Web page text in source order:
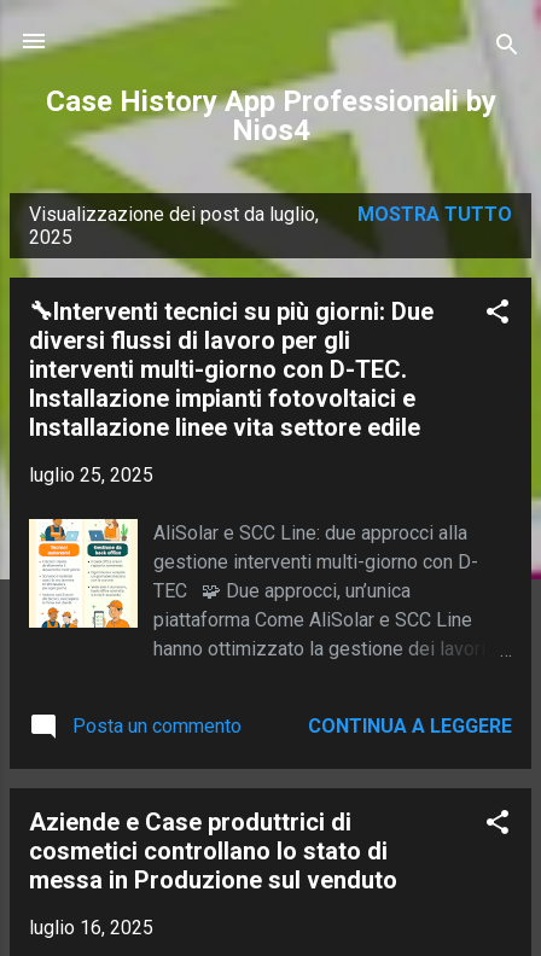
Passa ai contenuti principali
Case History App Professionali by
Nios4
o
Visualizzazione dei post da luglio,
2025
MOSTRA TUTTO
🔧Interventi tecnici su più giorni: Due
diversi flussi di lavoro per gli
interventi multi-giorno con D-TEC.
Installazione impianti fotovoltaici e
Installazione linee vita settore edile
luglio 25, 2025
AliSolar e SCC Line: due approcci alla
gestione interventi multi-giorno con D-
TEC 🧩 Due approcci, un’unica
piattaforma Come AliSolar e SCC Line
hanno ottimizzato la gestione dei lavori
essere una sfida, soprattutto quando si
lavora su cantieri complessi, in ambienti
diversi e con team multipli. Due aziende
con esigenze operative molto differenti
hanno trovato la soluzione più adatta
grazie a D-TEC , scegliendo ciascuna il
Posta un commento CONTINUA A LEGGERE
Aziende e Case produttrici di
cosmetici controllano lo stato di
messa in Produzione sul venduto
luglio 16, 2025